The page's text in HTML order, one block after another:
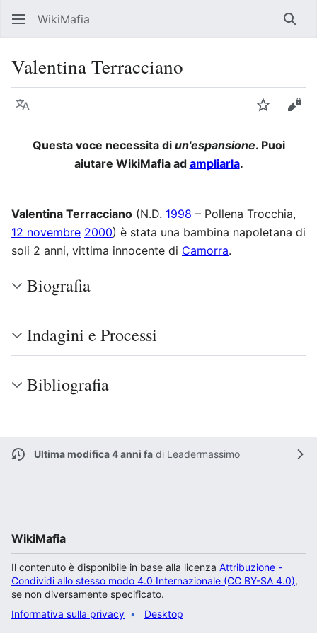
WikiMafia
Valentina Terracciano
Lingua Segui
Questa voce necessita di un'espansione. Puoi
aiutare WikiMafia ad ampliarla.
Valentina Terracciano (N.D. 1998 – Pollena Trocchia,
12 novembre 2000) è stata una bambina napoletana di
soli 2 anni, vittima innocente di Camorra.
Biografia
Indagini e Processi
Bibliografia
Ultima modifica 4 anni fa di Leadermassimo
WikiMafia
Il contenuto è disponibile in base alla licenza Attribuzione -
Condividi allo stesso modo 4.0 Internazionale (CC BY-SA 4.0),
se non diversamente specificato.
Informativa sulla privacy
Desktop